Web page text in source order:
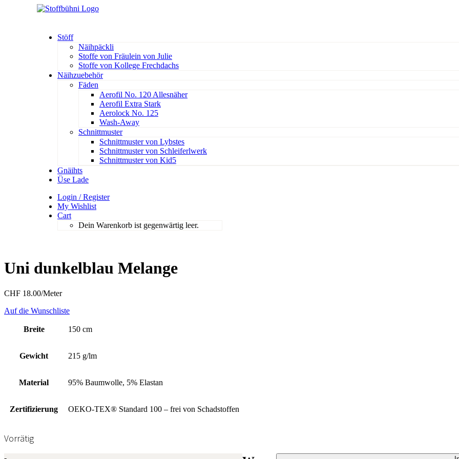
Stöff
Näihpäckli
Stoffe von Fräulein von Julie
Stoffe von Kollege Frechdachs
Näihzuebehör
Fäden
Aerofil No. 120 Allesnäher
Aerofil Extra Stark
Aerolock No. 125
Wash-Away
Schnittmuster
Schnittmuster von Lybstes
Schnittmuster von Schleiferlwerk
Schnittmuster von Kid5
Gnäihts
Üse Lade
Login / Register
My Wishlist
Cart
Dein Warenkorb ist gegenwärtig leer.
Uni dunkelblau Melange
CHF 18.00/Meter
Auf die Wunschliste
Breite 150 cm
Gewicht 215 g/lm
Material 95% Baumwolle, 5% Elastan
Zertifizierung OEKO-TEX® Standard 100 – frei von Schadstoffen
Vorrätig
Uni